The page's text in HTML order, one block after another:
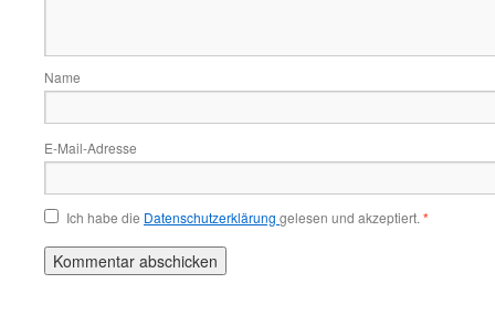
Name
E-Mail-Adresse
Ich habe die Datenschutzerklärung gelesen und akzeptiert. *